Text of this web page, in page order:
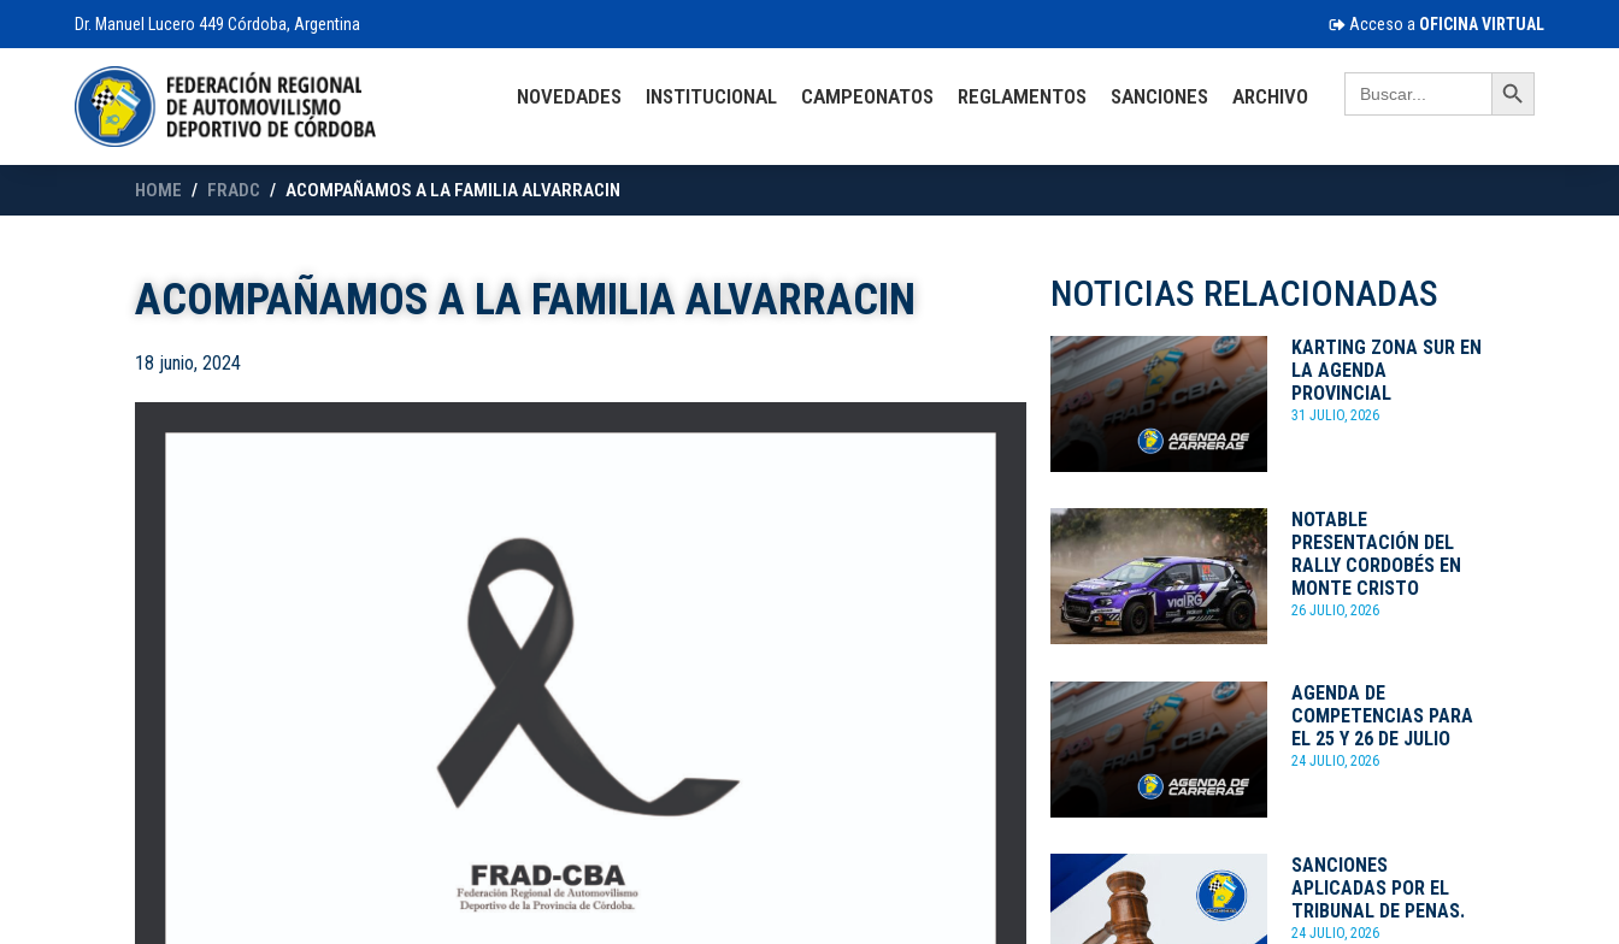
Dr. Manuel Lucero 449 Córdoba, Argentina Acceso a OFICINA VIRTUAL
NOVEDADES INSTITUCIONAL CAMPEONATOS REGLAMENTOS SANCIONES ARCHIVO
Search
for:
Search Button
HOME FRADC ACOMPAÑAMOS A LA FAMILIA ALVARRACIN
ACOMPAÑAMOS A LA FAMILIA ALVARRACIN
18 junio, 2024
NOTICIAS RELACIONADAS
KARTING ZONA SUR EN
LA AGENDA
PROVINCIAL
31 JULIO, 2026
NOTABLE
PRESENTACIÓN DEL
RALLY CORDOBÉS EN
MONTE CRISTO
26 JULIO, 2026
AGENDA DE
COMPETENCIAS PARA
EL 25 Y 26 DE JULIO
24 JULIO, 2026
SANCIONES
APLICADAS POR EL
TRIBUNAL DE PENAS.
24 JULIO, 2026